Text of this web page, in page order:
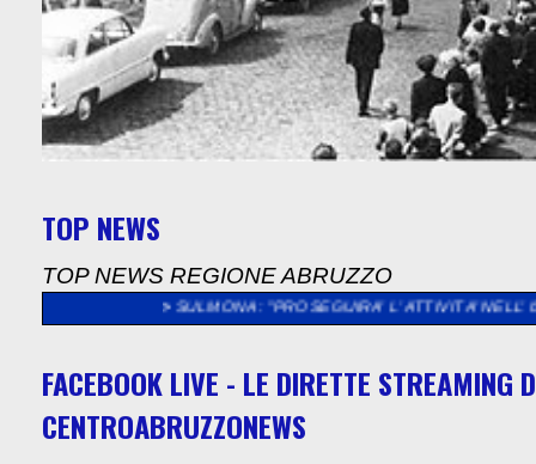
TOP NEWS
TOP NEWS REGIONE ABRUZZO
SULMONA: "PROSEGUIRA’ L’ ATTIVITA’ NELL’ ISTITUTO
FACEBOOK LIVE - LE DIRETTE STREAMING
CENTROABRUZZONEWS